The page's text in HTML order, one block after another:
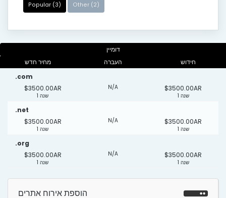
Popular (3) Other (2)
דומיין
מחיר חדש
העברה
חידוש
.com
$3500.00AR
1 שנה
N/A $3500.00AR
1 שנה
.net
$3500.00AR
1 שנה
N/A $3500.00AR
1 שנה
.org
$3500.00AR
1 שנה
N/A $3500.00AR
1 שנה
הוספת אירוח אתרים